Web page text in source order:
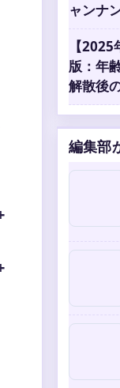
ャンナ
【
版：年
解散後
編集部